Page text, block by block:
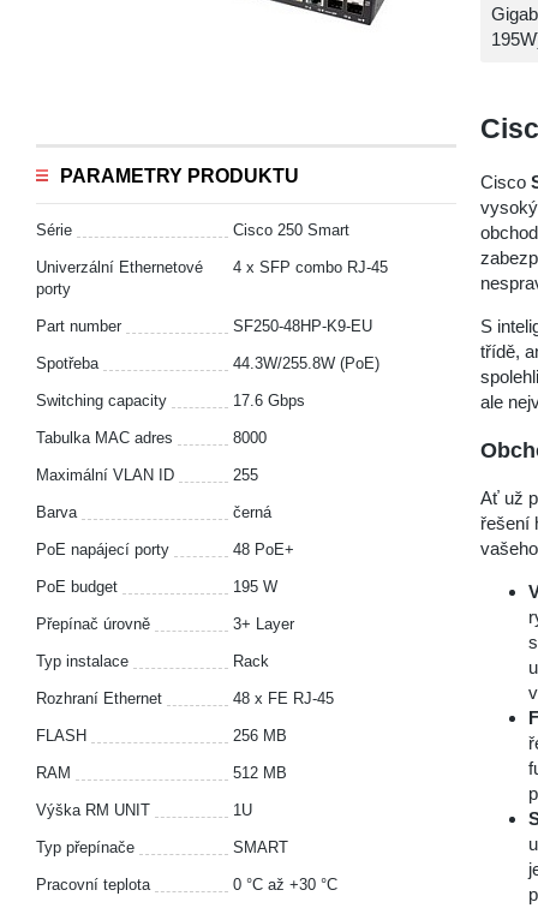
PARAMETRY PRODUKTU
Série Cisco 250 Smart
Univerzální Ethernetové
porty
4 х SFP combo RJ-45
Part number SF250-48HP-K9-EU
Spotřeba 44.3W/255.8W (PoE)
Switching capacity 17.6 Gbps
Tabulka MAC adres 8000
Maximální VLAN ID 255
Barva černá
PoE napájecí porty 48 PoE+
PoE budget 195 W
Přepínač úrovně 3+ Layer
Typ instalace Rack
Rozhraní Ethernet 48 x FE RJ-45
FLASH 256 MB
RAM 512 MB
Výška RM UNIT 1U
Typ přepínače SMART
Pracovní teplota 0 °С až +30 °С
Cisco
S
třídě,
ale
Ať už
řešení